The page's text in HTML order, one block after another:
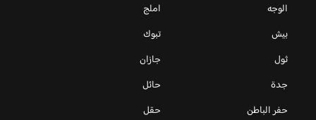
الوجه
املج
بيش
تبوك
ثول
جازان
جدة
حائل
حفر الباطن
حقل